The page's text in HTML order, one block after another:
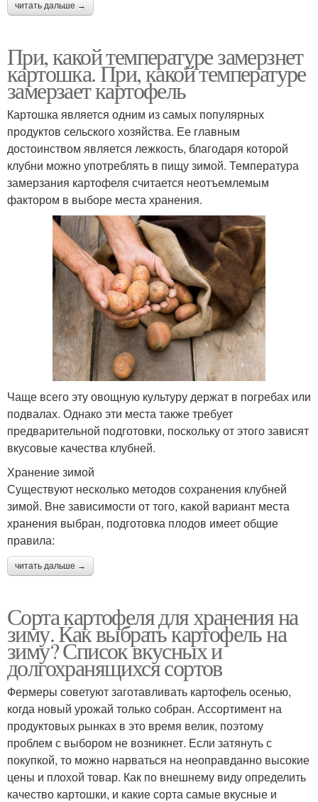
читать дальше →
При, какой температуре замерзнет
картошка. При, какой температуре
замерзает картофель
Картошка является одним из самых популярных
продуктов сельского хозяйства. Ее главным
достоинством является лежкость, благодаря которой
клубни можно употреблять в пищу зимой. Температура
замерзания картофеля считается неотъемлемым
фактором в выборе места хранения.
Чаще всего эту овощную культуру держат в погребах или
подвалах. Однако эти места также требует
предварительной подготовки, поскольку от этого зависят
вкусовые качества клубней.
Хранение зимой
Существуют несколько методов сохранения клубней
зимой. Вне зависимости от того, какой вариант места
хранения выбран, подготовка плодов имеет общие
правила:
читать дальше →
Сорта картофеля для хранения на
зиму. Как выбрать картофель на
зиму? Список вкусных и
долгохранящихся сортов
Фермеры советуют заготавливать картофель осенью,
когда новый урожай только собран. Ассортимент на
продуктовых рынках в это время велик, поэтому
проблем с выбором не возникнет. Если затянуть с
покупкой, то можно нарваться на неоправданно высокие
цены и плохой товар. Как по внешнему виду определить
качество картошки, и какие сорта самые вкусные и